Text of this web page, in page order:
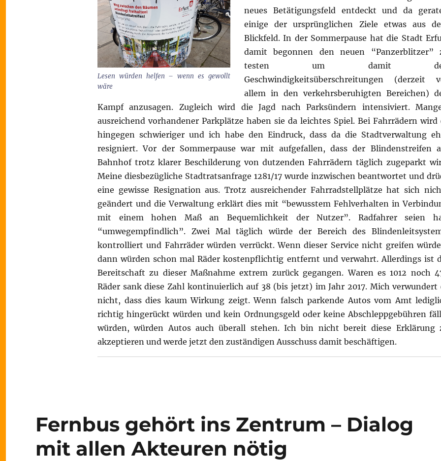
Lesen würden helfen – wenn es gewollt
wäre
neues Betätigungsfeld entdeckt und da
einige der ursprünglichen Ziele etwas aus
Blickfeld. In der Sommerpause hat die Stadt
damit begonnen den neuen “Panzerblitzer”
testen um damit
Geschwindigkeitsüberschreitungen (derzeit
allem in den verkehrsberuhigten Bereichen)
Kampf anzusagen. Zugleich wird die Jagd nach Parksündern intensiviert.
ausreichend vorhandener Parkplätze haben sie da leichtes Spiel. Bei Fahrrädern wird
hingegen schwieriger und ich habe den Eindruck, dass da die Stadtverwaltung
resigniert. Vor der Sommerpause war mit aufgefallen, dass der Blindenstreifen
Bahnhof trotz klarer Beschilderung von dutzenden Fahrrädern täglich zugeparkt
Meine diesbezügliche Stadtratsanfrage 1281/17 wurde inzwischen beantwortet und
eine gewisse Resignation aus. Trotz ausreichender Fahrradstellplätze hat sich
geändert und die Verwaltung erklärt dies mit “bewusstem Fehlverhalten in
mit einem hohen Maß an Bequemlichkeit der Nutzer”. Radfahrer seien
“umwegempfindlich”. Zwei Mal täglich würde der Bereich des
kontrolliert und Fahrräder würden verrückt. Wenn dieser Service nicht greifen
dann würden schon mal Räder kostenpflichtig entfernt und verwahrt. Allerdings ist
Bereitschaft zu dieser Maßnahme extrem zurück gegangen. Waren es 1012 noch
Räder sank diese Zahl kontinuierlich auf 38 (bis jetzt) im Jahr 2017. Mich verwundert
nicht, dass dies kaum Wirkung zeigt. Wenn falsch parkende Autos vom Amt
richtig hingerückt würden und kein Ordnungsgeld oder keine Abschleppgebühren
würden, würden Autos auch überall stehen. Ich bin nicht bereit diese Erklärung
akzeptieren und werde jetzt den zuständigen Ausschuss damit beschäftigen.
Fernbus gehört ins Zentrum – Dialog
mit allen Akteuren nötig